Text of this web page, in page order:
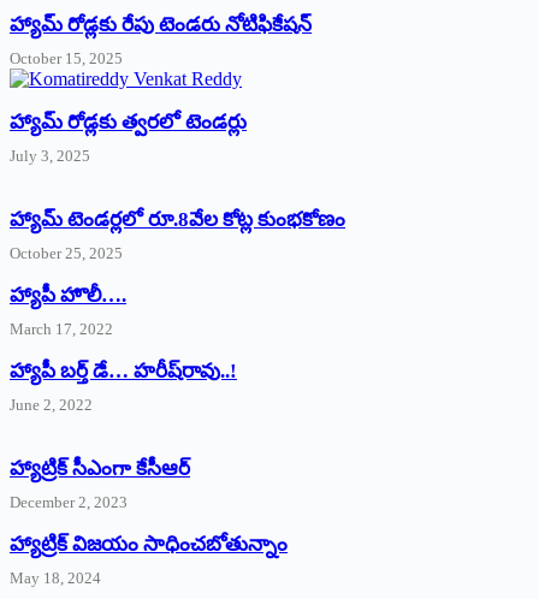
హ్యామ్‌ రోడ్లకు రేపు టెండరు నోటిఫికేషన్‌
October 15, 2025
హ్యామ్‌ రోడ్లకు త్వరలో టెండర్లు
July 3, 2025
హ్యామ్‌ ‌టెండర్లలో రూ.8వేల కోట్ల కుంభకోణం
October 25, 2025
హ్యాపీ హొలీ….
March 17, 2022
హ్యాపీ బర్త్ ‌డే… హరీష్‌రావు..!
June 2, 2022
హ్యాట్రిక్‌ ‌సీఎంగా కేసీఆర్‌
December 2, 2023
హ్యాట్రిక్‌ విజయం సాధించబోతున్నాం
May 18, 2024